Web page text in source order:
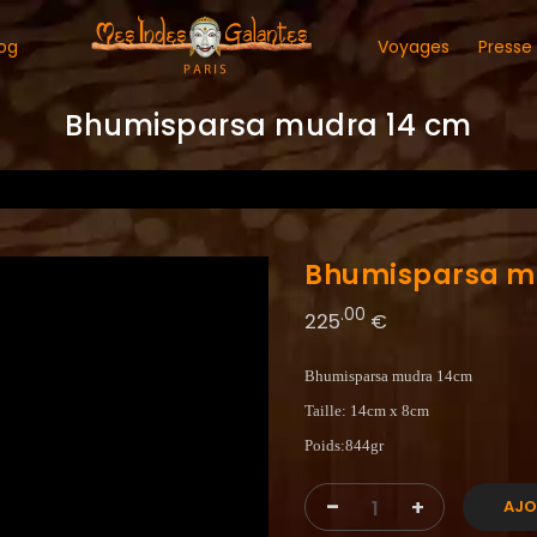
Voyages Presse
Bhumisparsa mudra 14 cm
Bhumisparsa
225.00 €
Bhumisparsa mudra 14cm
Taille: 14cm x 8cm
Poids:844gr
- +